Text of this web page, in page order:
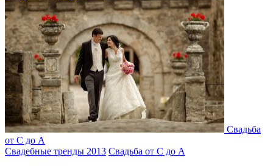
Свадьба
от С до А
Свадебные тренды 2013 Свадьба от С до А